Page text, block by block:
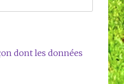
dont les données